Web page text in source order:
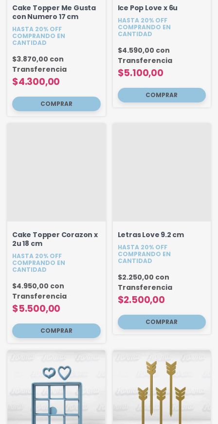
Cake Topper Me Gusta
con Numero 17 cm
HASTA 20% OFF
COMPRANDO EN
CANTIDAD
$4.300,00
$3.870,00 con
Transferencia
Ice Pop Love x 6u
HASTA 20% OFF
COMPRANDO EN
CANTIDAD
$5.100,00
$4.590,00 con
Transferencia
Cake Topper Corazon x
2u 18 cm
HASTA 20% OFF
COMPRANDO EN
CANTIDAD
$5.500,00
$4.950,00 con
Transferencia
Letras Love 9.2 cm
HASTA 20% OFF
COMPRANDO EN
CANTIDAD
$2.500,00
$2.250,00 con
Transferencia